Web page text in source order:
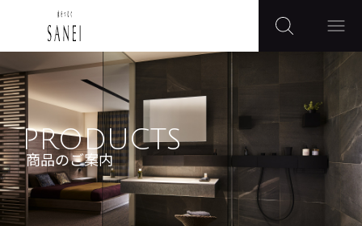
PRODUCTS
商品のご案内